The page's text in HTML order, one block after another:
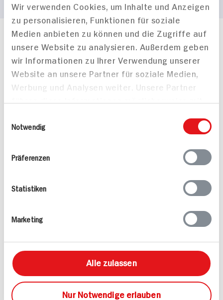
Wir verwenden Cookies, um Inhalte und Anzeigen
zu personalisieren, Funktionen für soziale
Medien anbieten zu können und die Zugriffe auf
unsere Website zu analysieren. Außerdem geben
wir Informationen zu Ihrer Verwendung unserer
Website an unsere Partner für soziale Medien,
Werbung und Analysen weiter. Unsere Partner
bereitgestellt haben oder die sie im Rahmen
Notwendig
Präferenzen
Statistiken
Marketing
Alle zulassen
Nur Notwendige erlauben
Mehr Informationen in unserem FAQ
kontakt
hit.de
Wir beantworten gerne Ihre Fragen
(0228) 42967 0
Folgen Sie uns auf TikTok
Angebote & Coupons
Rezepte
Sortiment
Marktfinder
Unser Magazin